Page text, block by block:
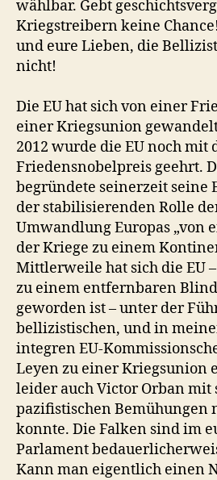
wählbar. Gebt
Kriegstreibern keine
und eure Lieben, die
nicht!
Die EU hat sich von einer
einer Kriegsunion
2012 wurde die EU noch mit
Friedensnobelpreis geehrt.
begründete seinerzeit seine
der stabilisierenden Rolle
Umwandlung Europas „von
der Kriege zu einem
Mittlerweile hat sich die EU
zu einem entfernbaren
geworden ist – unter der
bellizistischen, und in
integren EU-
Leyen zu einer Kriegsunion
leider auch Victor Orban mit
pazifistischen Bemühungen
konnte. Die Falken sind im
Parlament
Kann man eigentlich einen